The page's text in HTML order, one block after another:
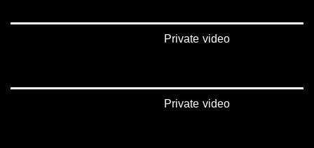
Private video
Private video